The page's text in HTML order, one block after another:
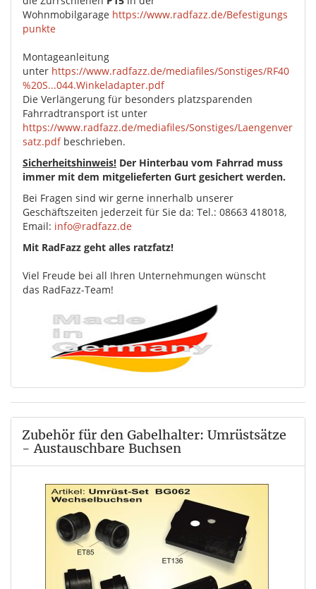
Wohnmobilgarage https://www.radfazz.de/Befestigungs
punkte
Montageanleitung
unter https://www.radfazz.de/mediafiles/Sonstiges/RF40
%20S...044.Winkeladapter.pdf
Die Verlängerung für besonders platzsparenden
Fahrradtransport ist unter
https://www.radfazz.de/mediafiles/Sonstiges/Laengenver
satz.pdfbeschrieben.
Sicherheitshinweis! Der Hinterbau vom Fahrrad muss
immer mit dem mitgelieferten Gurt gesichert werden.
Bei Fragen sind wir gerne innerhalb unserer
Geschäftszeiten jederzeit für Sie da: Tel.: 08663 418018,
Email: info@radfazz.de
Mit RadFazz geht alles ratzfatz!
Viel Freude bei all Ihren Unternehmungen wünscht
das RadFazz-Team!
Zubehör für den Gabelhalter: Umrüstsätze
- Austauschbare Buchsen